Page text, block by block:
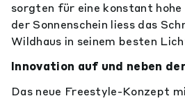
sorgten für eine konstant
der Sonnenschein liess das
Wildhaus in seinem besten
Innovation auf und neben
Das neue Freestyle-Konzept